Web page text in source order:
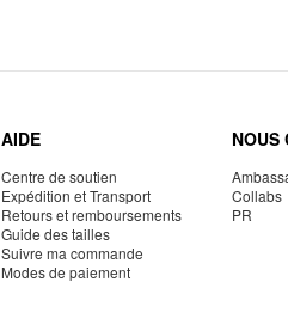
AIDE
Centre de soutien
Expédition et Transport
Retours et remboursements
Guide des tailles
Suivre ma commande
Modes de paiement
NOUS
Collabs
PR